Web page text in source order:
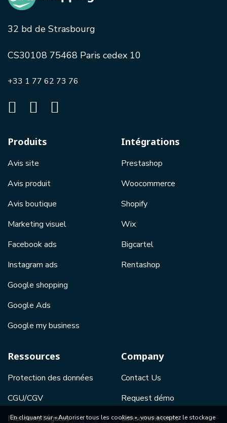
32 bd de Strasbourg
CS30108 75468 Paris cedex 10
+33 1 77 62 73 76
Produits
Avis site
Avis produit
Avis boutique
Marketing visuel
Facebook ads
Instagram ads
Google shopping
Google Ads
Google my business
Intégrations
Prestashop
Woocommerce
Shopify
Wix
Bigcartel
Rentashop
Ressources
Protection des données
CGU/CGV
Mentions légales
Company
Contact Us
Request démo
Consommateurs
En cliquant sur « Autoriser tous les cookies », vous acceptez le stockage